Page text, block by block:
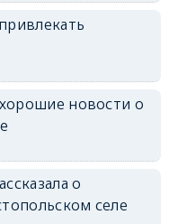
новости о
о
селе